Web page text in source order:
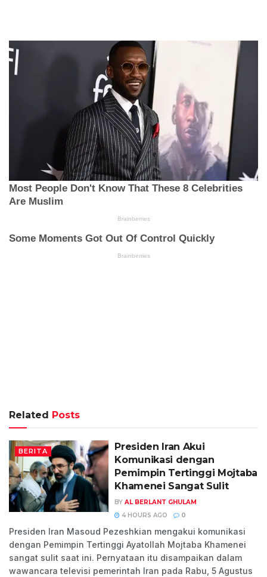
Related Posts
BERITA
Presiden Iran Akui
Komunikasi dengan
Pemimpin Tertinggi Mojtaba
Khamenei Sangat Sulit
BY AL BERLANT GHULAM
4 HOURS AGO
0
Presiden Iran Masoud Pezeshkian mengakui komunikasi
dengan Pemimpin Tertinggi Ayatollah Mojtaba Khamenei
sangat sulit saat ini. Pernyataan itu disampaikan dalam
wawancara televisi pemerintah Iran pada Rabu, 5 Agustus